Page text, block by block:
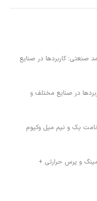
صنعتی؛ کاربردها در صنایع
در صنایع مختلف و
سیلیکونی عرض 175 ضخامت یک و نیم میل وکیوم
و پرس حرارتی +